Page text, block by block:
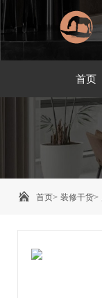
首页
首页> 装修干货>